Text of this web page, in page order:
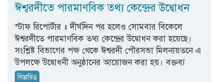
ঈশ্বরদীতে পারমাণবিক তথ্য কেন্দ্রের উদ্বোধন
স্টাফ রিপোর্টার ॥ দীর্ঘদিন পর হলেও সোমবার বিকেলে
ঈশ্বরদীতে পারমাণবিক তথ্য কেন্দ্রের উদ্বোধন করা হয়েছে।
সংশ্লিষ্ট বিভাগের পক্ষ থেকে ঈশ্বরদী পৌরসভা মিলনায়তনে এ
উপলক্ষে উদ্বোধনী অনুষ্ঠানের আয়োজন করা হয়। বক্তব্য
বিস্তারিত